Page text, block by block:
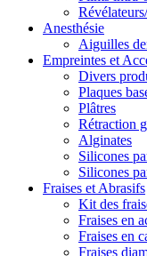
Anesthésie
Aiguilles
Empreintes et
Divers
Plaques
Plâtres
Rétraction
Alginates
Silicones
Silicones
Fraises et Abrasifs
Kit des
Fraises en
Fraises en
Fraises